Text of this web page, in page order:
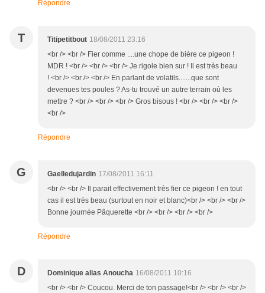
Répondre
T Titipetitbout 18/08/2011 23:16
<br /> <br /> Fier comme ....une chope de bière ce pigeon !
MDR ! <br /> <br /> <br /> Je rigole bien sur ! Il est très beau
! <br /> <br /> <br /> En parlant de volatils.......que sont
devenues tes poules ? As-tu trouvé un autre terrain où les
mettre ? <br /> <br /> <br /> Gros bisous ! <br /> <br /> <br />
<br />
Répondre
G Gaelledujardin 17/08/2011 16:11
<br /> <br /> Il parait effectivement très fier ce pigeon ! en tout
cas il est très beau (surtout en noir et blanc)<br /> <br /> <br />
Bonne journée Pâquerette <br /> <br /> <br /> <br />
Répondre
D Dominique alias Anoucha 16/08/2011 10:16
<br /> <br /> Coucou. Merci de ton passage!<br /> <br /> <br />